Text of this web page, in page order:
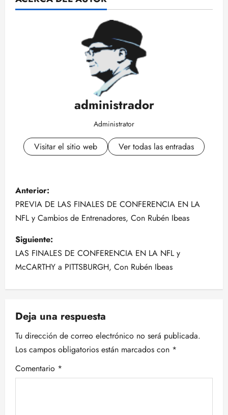
administrador
Administrator
Visitar el sitio web Ver todas las entradas
N
a
v
e
g
a
c
i
ó
n
Anterior:
PREVIA DE LAS FINALES DE CONFERENCIA EN LA
NFL y Cambios de Entrenadores, Con Rubén Ibeas
Siguiente:
LAS FINALES DE CONFERENCIA EN LA NFL y
McCARTHY a PITTSBURGH, Con Rubén Ibeas
Deja una respuesta
Tu dirección de correo electrónico no será publicada.
Los campos obligatorios están marcados con *
Comentario *